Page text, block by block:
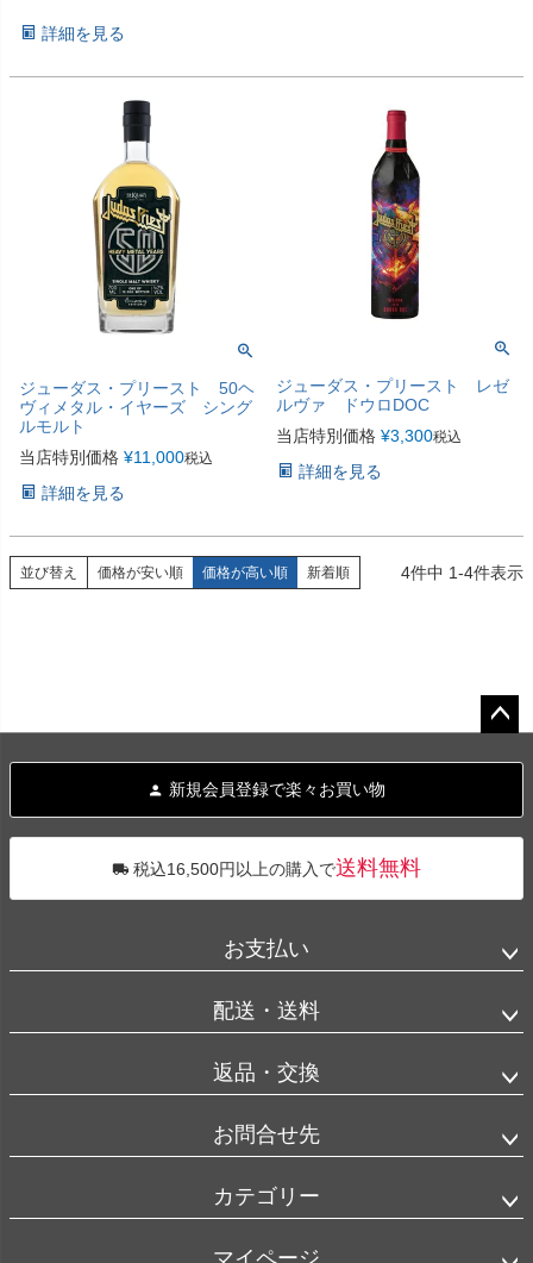
詳細を見る
ジューダス・プリースト 50ヘ
ヴィメタル・イヤーズ シング
ルモルト
当店特別価格 ¥11,000税込
詳細を見る
ジューダス・プリースト レゼ
ルヴァ ドウロDOC
当店特別価格 ¥3,300税込
詳細を見る
並び替え 価格が安い順 価格が高い順 新着順 4件中 1-4件表示
へ
新規会員登録で楽々お買い物
税込16,500円以上の購入で送料無料
お支払い
配送・送料
返品・交換
お問合せ先
カテゴリー